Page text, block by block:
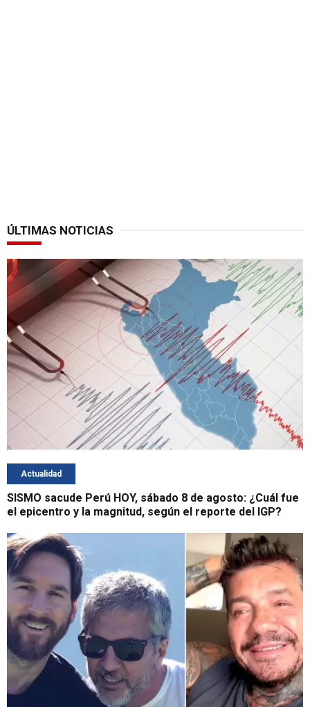
ÚLTIMAS NOTICIAS
Actualidad
SISMO sacude Perú HOY, sábado 8 de agosto: ¿Cuál fue
el epicentro y la magnitud, según el reporte del IGP?